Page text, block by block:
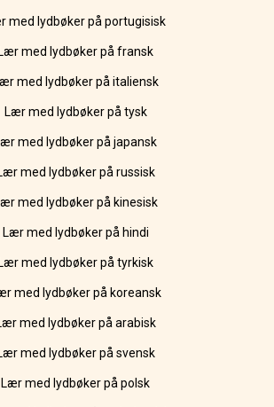
med lydbøker på portugisisk
Lær med lydbøker på fransk
med lydbøker på italiensk
Lær med lydbøker på tysk
med lydbøker på japansk
med lydbøker på russisk
med lydbøker på kinesisk
Lær med lydbøker på hindi
Lær med lydbøker på tyrkisk
med lydbøker på koreansk
med lydbøker på arabisk
med lydbøker på svensk
Lær med lydbøker på polsk